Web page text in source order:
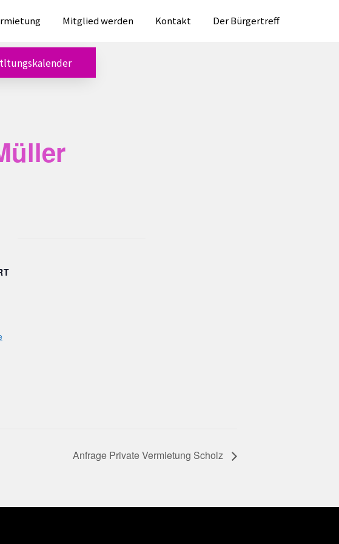
Mitglied werden Kontakt Der Bürgertreff
Anfrage Private Vermietung Scholz